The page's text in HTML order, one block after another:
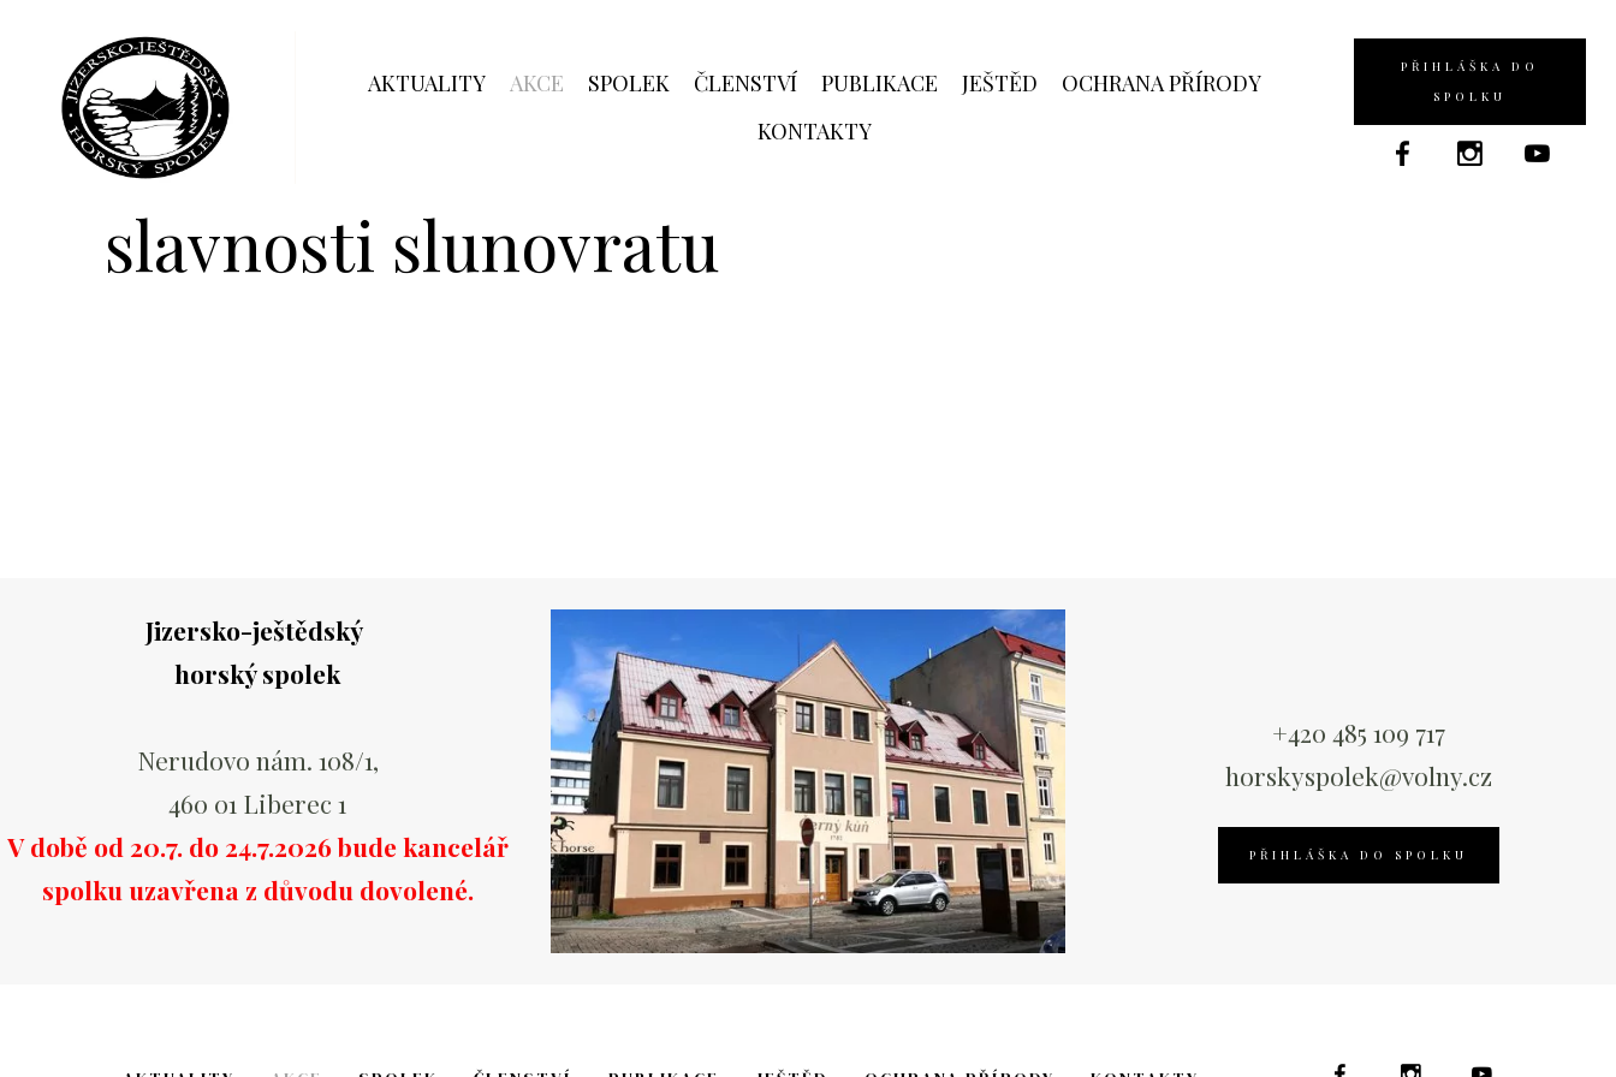
AKTUALITY AKCE SPOLEK ČLENSTVÍ PUBLIKACE JEŠTĚD
OCHRANA PŘÍRODY
KONTAKTY
PŘIHLÁŠKA DO
SPOLKU
slavnosti slunovratu
Jizersko-ještědský
horský spolek
Nerudovo nám. 108/1,
460 01 Liberec 1
V době od 20.7. do 24.7.2026 bude kancelář
spolku uzavřena z důvodu dovolené.
+420 485 109 717
horskyspolek@volny.cz
PŘIHLÁŠKA DO SPOLKU